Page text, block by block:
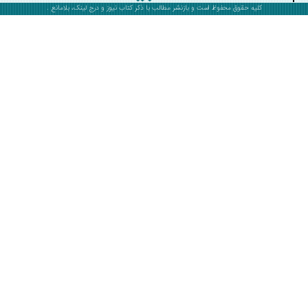
کلیه حقوق محفوظ است و بازنشر مطالب با ذکرکتاب نیوزو درج لینک، بلامانع .